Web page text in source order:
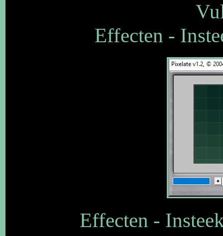
Effecten -
Effecten -